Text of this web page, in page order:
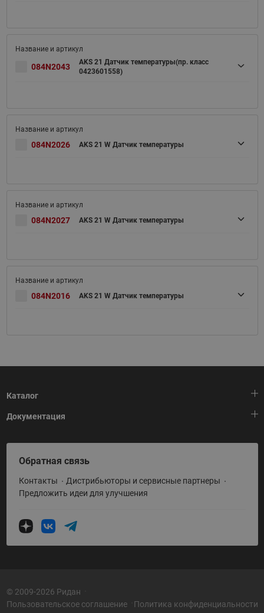
084N2043
AKS 21 Датчик температуры(пр. класс
0423601558)
084N2026 AKS 21 W Датчик температуры
084N2027 AKS 21 W Датчик температуры
084N2016 AKS 21 W Датчик температуры
Каталог
Тепловая автоматика
Холодильная техника
Приводная техника
Промышленная автоматика
Теплообменное оборудование
Насосное оборудование
Документация
HeatPlatform (Тепловая платформа)
Полезные программы и инструменты
Условия поставки
Обратная связь
Контакты
Дистрибьюторы и сервисные партнеры
Предложить идеи для улучшения
© 2009-2026 Ридан
Пользовательское соглашение
Политика конфиденциальности